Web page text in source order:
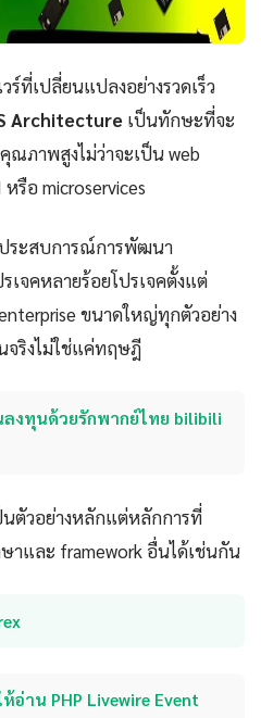
ที่เปลี่ยนแปลงอย่างรวดเร็ว
Architecture เป็นทักษะที่จะ
ภาพสูงไม่ว่าจะเป็น web
รือ microservices
ระสบการณ์การพัฒนา
เจคหลายร้อยโปรเจคตั้งแต่
ขนาดใหญ่ทุกตัวอย่าง
จริงไม่ใช่แค่ทฤษฎี
งทุนด้วยรักพากย์ไทย bilibili
นตัวอย่างหลักแต่หลักการที่
าและ framework อื่นได้เช่นกัน
อ่าน PHP Livewire Event